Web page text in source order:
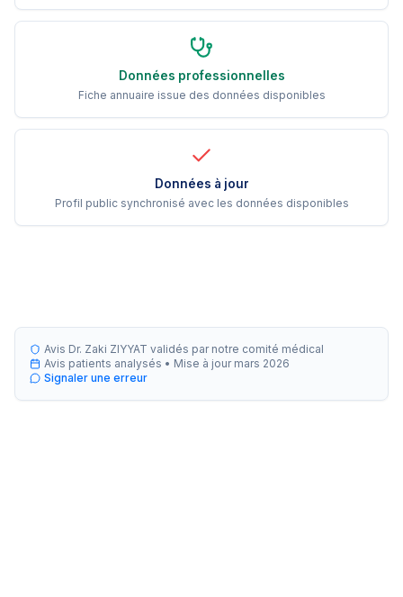
Données professionnelles
Fiche annuaire issue des données disponibles
Données à jour
Profil public synchronisé avec les données disponibles
Avis Dr. Zaki ZIYYAT validés par notre comité médical
Avis patients analysés • Mise à jour mars 2026
Signaler une erreur